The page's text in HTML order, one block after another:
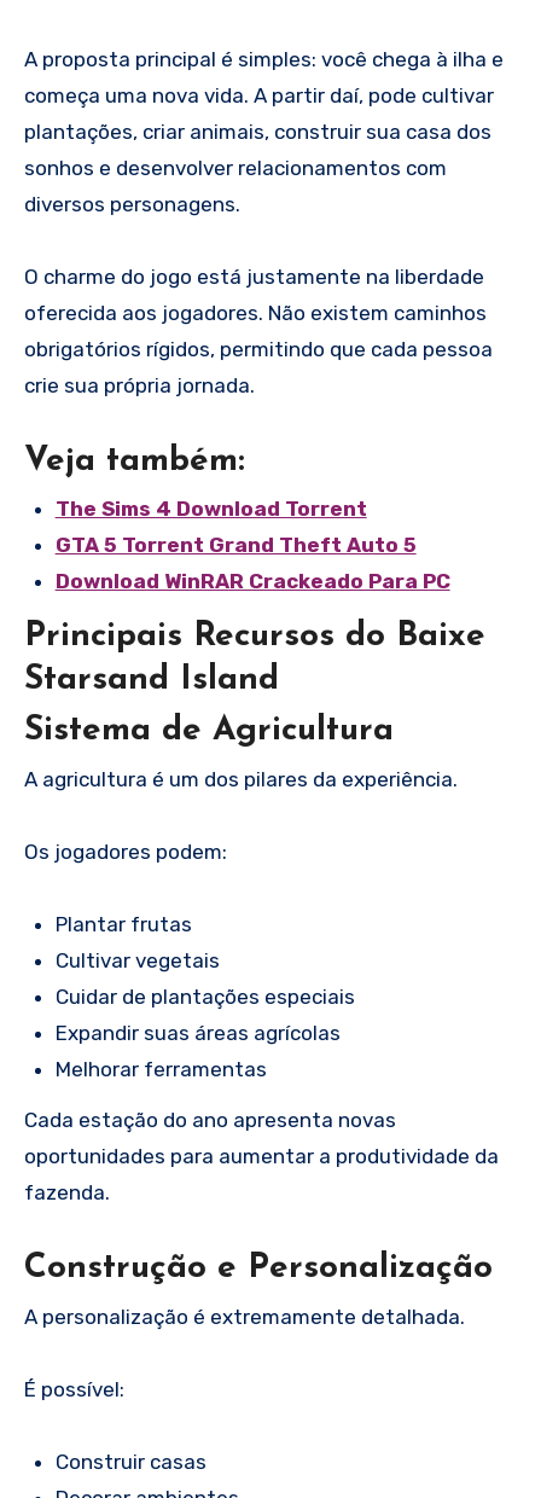
A proposta principal é simples: você chega à ilha e
começa uma nova vida. A partir daí, pode cultivar
plantações, criar animais, construir sua casa dos
sonhos e desenvolver relacionamentos com
diversos personagens.
O charme do jogo está justamente na liberdade
oferecida aos jogadores. Não existem caminhos
obrigatórios rígidos, permitindo que cada pessoa
crie sua própria jornada.
Veja também:
The Sims 4 Download Torrent
GTA 5 Torrent Grand Theft Auto 5
Download WinRAR Crackeado Para PC
Principais Recursos do Baixe
Starsand Island
Sistema de Agricultura
A agricultura é um dos pilares da experiência.
Os jogadores podem:
Plantar frutas
Cultivar vegetais
Cuidar de plantações especiais
Expandir suas áreas agrícolas
Melhorar ferramentas
Cada estação do ano apresenta novas
oportunidades para aumentar a produtividade da
fazenda.
Construção e Personalização
A personalização é extremamente detalhada.
É possível:
Construir casas